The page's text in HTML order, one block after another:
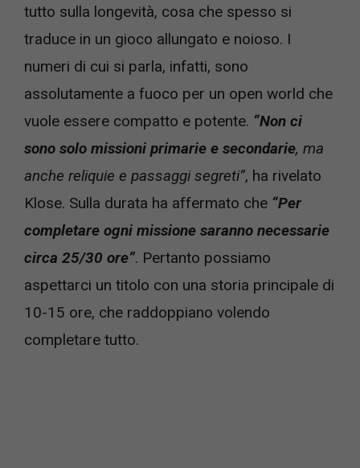
tutto sulla longevità, cosa che spesso si
traduce in un gioco allungato e noioso. I
numeri di cui si parla, infatti, sono
assolutamente a fuoco per un open world che
vuole essere compatto e potente. “Non ci
sono solo missioni primarie e secondarie, ma
anche reliquie e passaggi segreti”, ha rivelato
Klose. Sulla durata ha affermato che “Per
completare ogni missione saranno necessarie
circa 25/30 ore”. Pertanto possiamo
aspettarci un titolo con una storia principale di
10-15 ore, che raddoppiano volendo
completare tutto.